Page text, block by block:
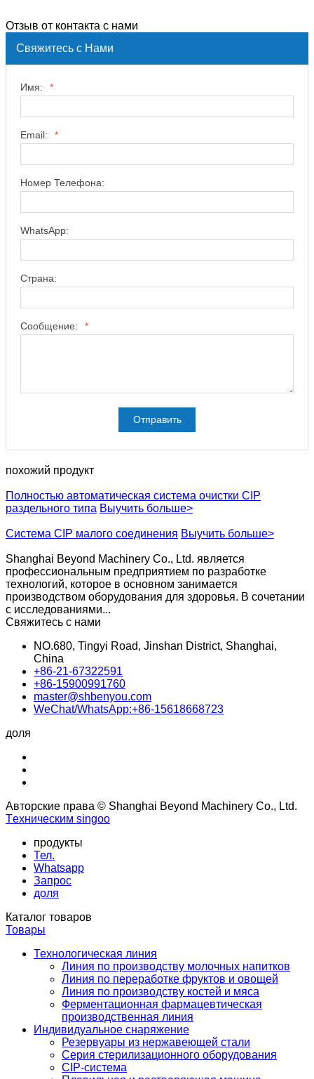
Отзыв от контакта с нами
Свяжитесь с Нами
Имя: *
Email: *
Номер Телефона:
WhatsApp:
Страна:
Сообщение: *
Отправить
похожий продукт
Полностью автоматическая система очистки CIP
раздельного типа Выучить больше>
Система CIP малого соединения Выучить больше>
Shanghai Beyond Machinery Co., Ltd. является
профессиональным предприятием по разработке
технологий, которое в основном занимается
производством оборудования для здоровья. В сочетании
с исследованиями...
Свяжитесь с нами
NO.680, Tingyi Road, Jinshan District, Shanghai,
China
+86-21-67322591
+86-15900991760
master@shbenyou.com
WeChat/WhatsApp:+86-15618668723
доля
Авторские права © Shanghai Beyond Machinery Co., Ltd.
Tехническим singoo
продукты
Тел.
Whatsapp
Запрос
доля
Каталог товаров
Товары
Технологическая линия
Линия по производству молочных напитков
Линия по переработке фруктов и овощей
Линия по производству костей и мяса
Ферментационная фармацевтическая
производственная линия
Индивидуальное снаряжение
Резервуары из нержавеющей стали
Серия стерилизационного оборудования
CIP-система